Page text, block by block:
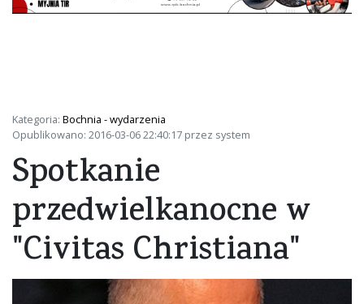
Kategoria: Bochnia - wydarzenia
Opublikowano: 2016-03-06 22:40:17 przez system
Spotkanie
przedwielkanocne w
"Civitas Christiana"